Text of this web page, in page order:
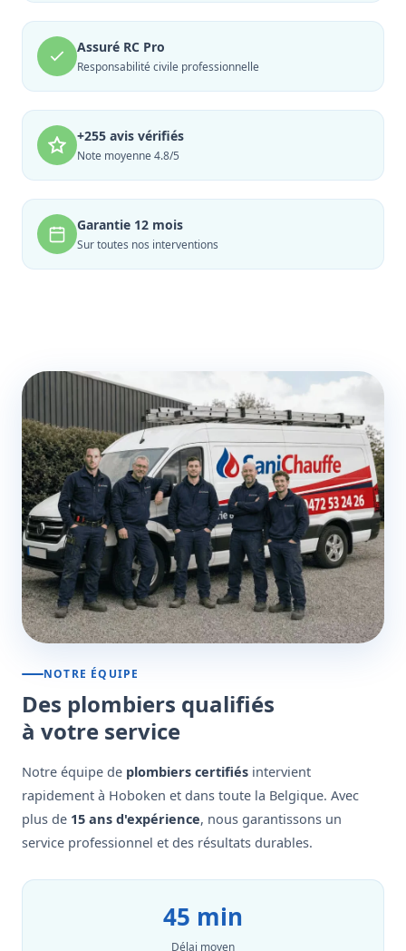
Assuré RC Pro
Responsabilité civile professionnelle
+255 avis vérifiés
Note moyenne 4.8/5
Garantie 12 mois
Sur toutes nos interventions
NOTRE ÉQUIPE
Des plombiers qualifiés
à votre service
Notre équipe de plombiers certifiés intervient
rapidement à Hoboken et dans toute la Belgique. Avec
plus de 15 ans d'expérience, nous garantissons un
service professionnel et des résultats durables.
45 min
Délai moyen